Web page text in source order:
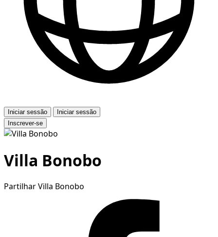
Iniciar sessão
Iniciar sessão
Inscrever-se
Villa Bonobo
Partilhar Villa Bonobo